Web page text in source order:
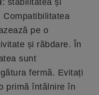
pe o
și răbdare. În
sunt
fermă. Evitați
primă întâlnire în